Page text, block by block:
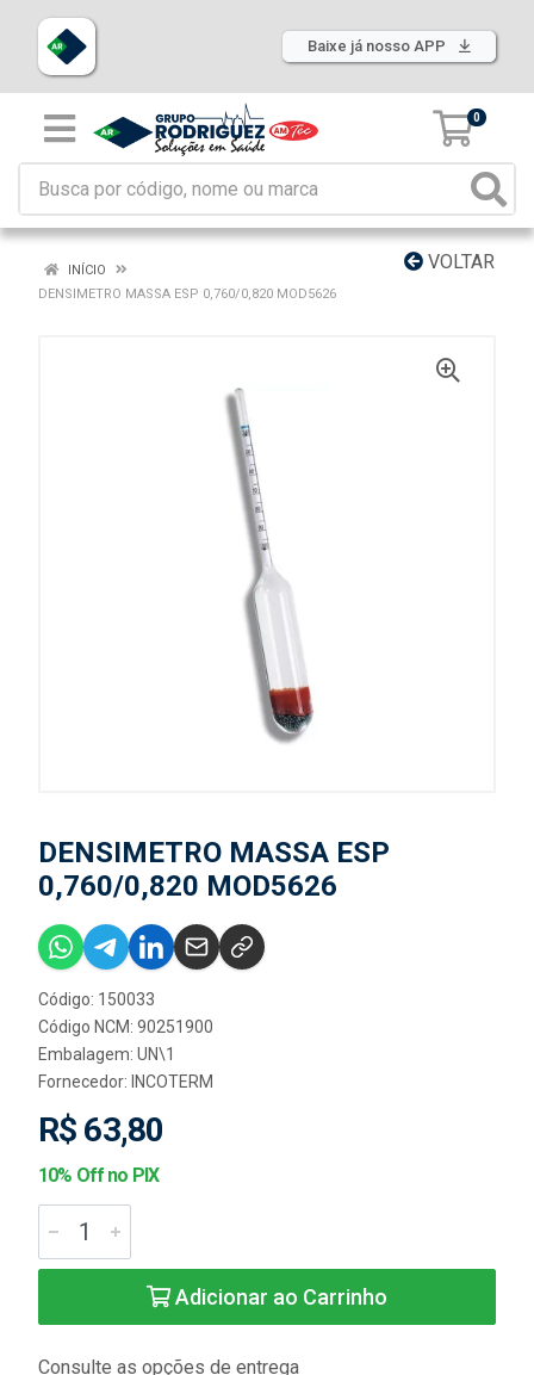
Baixe já nosso APP
0
VOLTAR
INÍCIO
DENSIMETRO MASSA ESP 0,760/0,820 MOD5626
DENSIMETRO MASSA ESP
0,760/0,820 MOD5626
Código: 150033
Código NCM: 90251900
Embalagem: UN\1
Fornecedor: INCOTERM
R$ 63,80
10% Off no PIX
Adicionar ao Carrinho
Consulte as opções de entrega